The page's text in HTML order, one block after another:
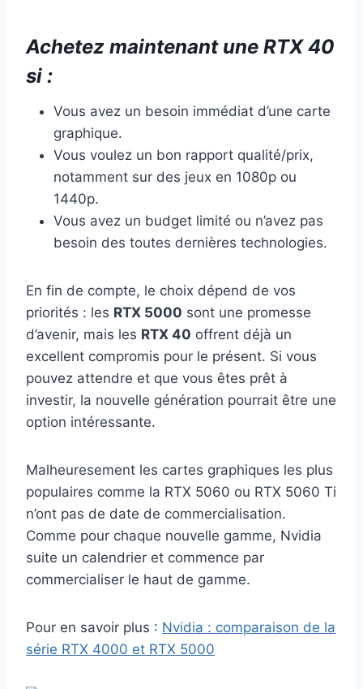
Achetez maintenant une RTX 40
si :
Vous avez un besoin immédiat d’une carte
graphique.
Vous voulez un bon rapport qualité/prix,
notamment sur des jeux en 1080p ou
1440p.
Vous avez un budget limité ou n’avez pas
besoin des toutes dernières technologies.
En fin de compte, le choix dépend de vos
priorités : les RTX 5000 sont une promesse
d’avenir, mais les RTX 40 offrent déjà un
excellent compromis pour le présent. Si vous
pouvez attendre et que vous êtes prêt à
investir, la nouvelle génération pourrait être une
option intéressante.
Malheuresement les cartes graphiques les plus
populaires comme la RTX 5060 ou RTX 5060 Ti
n’ont pas de date de commercialisation.
Comme pour chaque nouvelle gamme, Nvidia
suite un calendrier et commence par
commercialiser le haut de gamme.
Pour en savoir plus : Nvidia : comparaison de la
série RTX 4000 et RTX 5000